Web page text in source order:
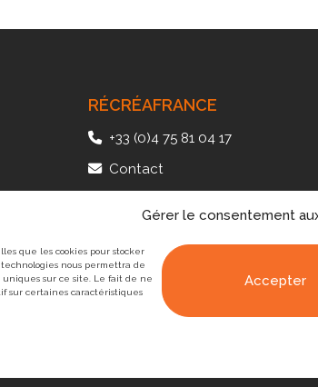
Gérer le consentement
que les cookies pour stocker
nous permettra de
sur ce site. Le fait de ne
sur certaines caractéristiques
Accepter
RÉCRÉAFRANCE
+33 (0)4 75 81 04 17
Contact
26000 Valence – FRANCE
de